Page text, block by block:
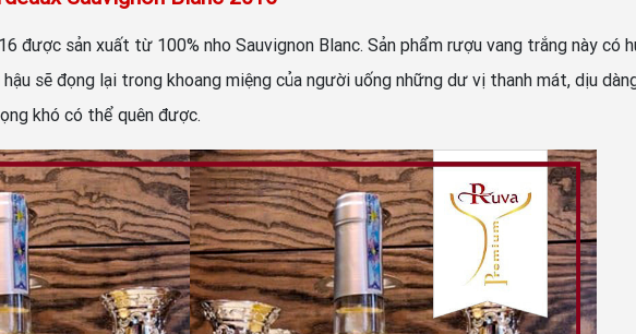
được sản xuất từ 100% nho Sauvignon Blanc. Sản phẩm rượu vang trắng này có
sẽ đọng lại trong khoang miệng của người uống những dư vị thanh mát, dịu
khó có thể quên được.